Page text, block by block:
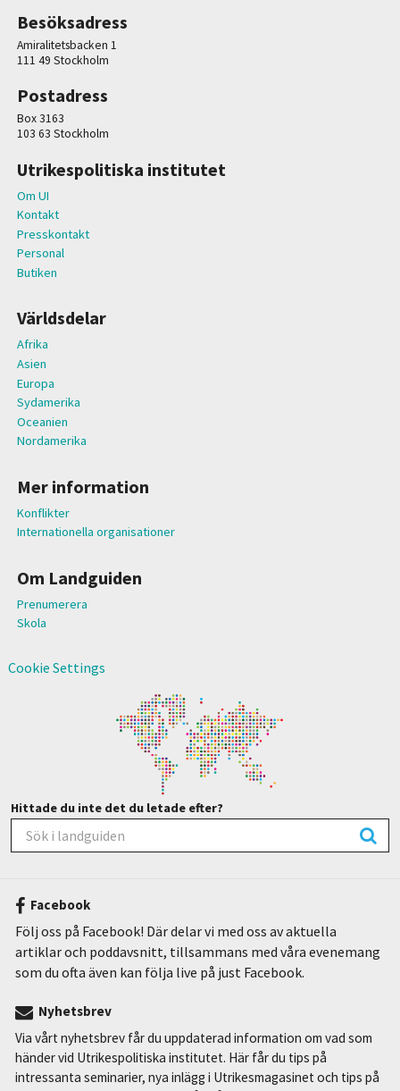
Besöksadress
Amiralitetsbacken 1
111 49 Stockholm
Postadress
Box 3163
103 63 Stockholm
Utrikespolitiska institutet
Om UI
Kontakt
Presskontakt
Personal
Butiken
Världsdelar
Afrika
Asien
Europa
Sydamerika
Oceanien
Nordamerika
Mer information
Konflikter
Internationella organisationer
Om Landguiden
Prenumerera
Skola
Cookie Settings
Hittade du inte det du letade efter?
Facebook
Följ oss på Facebook! Där delar vi med oss av aktuella
artiklar och poddavsnitt, tillsammans med våra evenemang
som du ofta även kan följa live på just Facebook.
Nyhetsbrev
Via vårt nyhetsbrev får du uppdaterad information om vad som
händer vid Utrikespolitiska institutet. Här får du tips på
intressanta seminarier, nya inlägg i Utrikesmagasinet och tips på